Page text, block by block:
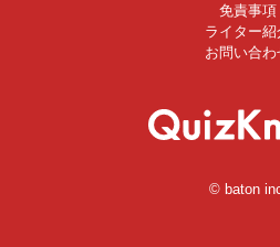
免責事項
ライター紹
お問い合わ
© baton